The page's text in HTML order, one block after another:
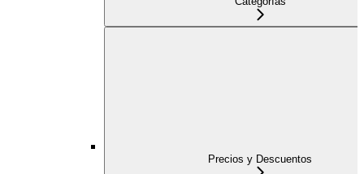
Precios y Descuentos